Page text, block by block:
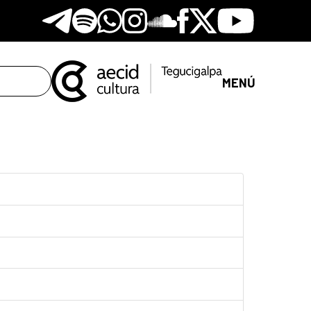
Telegram
SpotifyWhatsapp
Instagram
Soundclore
Facebook
X Youtube
MENÚ